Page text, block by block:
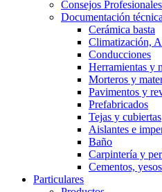
Consejos Profesionales
Documentación técnica
Cerámica basta
Climatización,
Conducciones
Herramientas y
Morteros y
Pavimentos y
Prefabricados
Tejas y cubiertas
Aislantes e
Baño
Carpintería y
Cementos,
Particulares